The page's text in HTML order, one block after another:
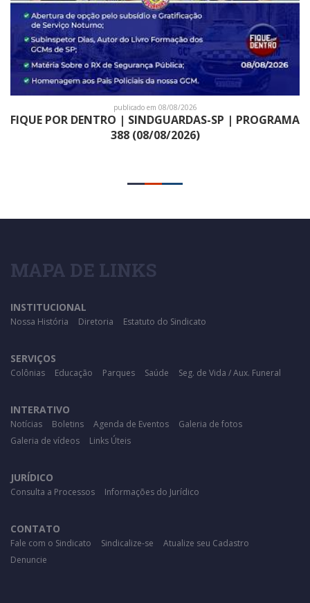
publicado em 08/08/2026
FIQUE POR DENTRO | SINDGUARDAS-SP | PROGRAMA
388 (08/08/2026)
MAPA DE LINKS
INSTITUCIONAL
Nossa História Diretoria Estatuto do Sindicato
SERVIÇOS
Colônias Educação Parques Saúde Seg. de Vida / Aux. Funeral
INTERATIVO
Notícias Boletins Agenda de Eventos
Galeria de fotos
Galeria de vídeos
Links Úteis
JURÍDICO
Consulta a Processos Informações do Jurídico
CONTATO
Fale com o Sindicato Sindicalize-se
Atualize seu Cadastro
Denuncie